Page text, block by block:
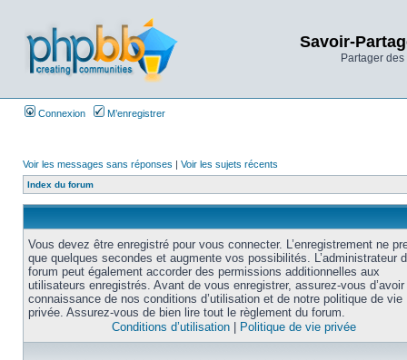
Savoir-
Partager
Connexion M’enregistrer
Voir les messages sans réponses | Voir les sujets récents
Index du forum
Vous devez être enregistré pour vous connecter. L’enregistrement ne
que quelques secondes et augmente vos possibilités. L’administrateur
forum peut également accorder des permissions additionnelles aux
utilisateurs enregistrés. Avant de vous enregistrer, assurez-vous
connaissance de nos conditions d’utilisation et de notre politique de vie
privée. Assurez-vous de bien lire tout le règlement du forum.
Conditions d’utilisation
Politique de vie privée